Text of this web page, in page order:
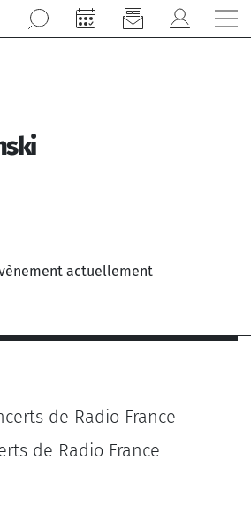
actuellement
de Radio France
de Radio France